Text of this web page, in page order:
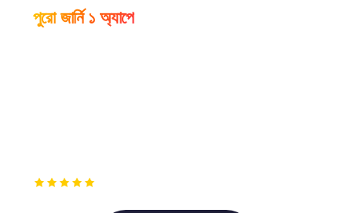
পুরো জার্নি ১ অ্যাপে